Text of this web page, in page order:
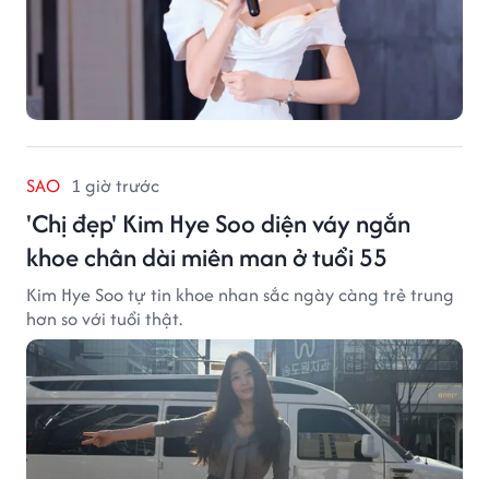
SAO 1 giờ trước
'Chị đẹp' Kim Hye Soo diện váy ngắn
khoe chân dài miên man ở tuổi 55
Kim Hye Soo tự tin khoe nhan sắc ngày càng trẻ trung
hơn so với tuổi thật.